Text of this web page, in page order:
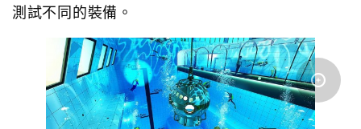
測試不同的裝備。